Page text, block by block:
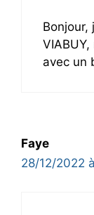
Bonjour,
avec un
Faye
28/12/2022